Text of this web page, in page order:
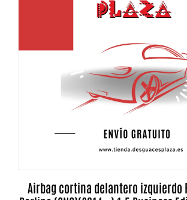
Airbag cortina delantero izquierdo